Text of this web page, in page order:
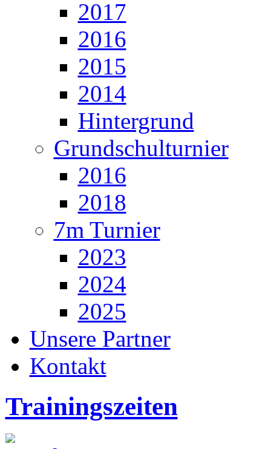
2017
2016
2015
2014
Hintergrund
Grundschulturnier
2016
2018
7m Turnier
2023
2024
2025
Unsere Partner
Kontakt
Trainingszeiten